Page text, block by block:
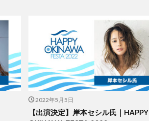
2022年5月5日
【出演決定】岸本セシル氏｜HAPPY